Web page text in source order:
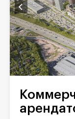
Коммерческое помещение с